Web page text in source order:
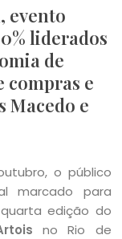
evento
liderados
de
compras e
Macedo e
o público
marcado para
edição do
no Rio de